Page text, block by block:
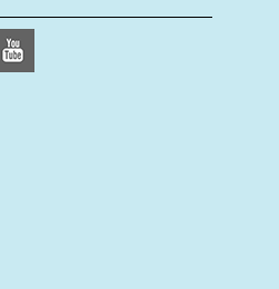
網瀏覽或查詢時，伺服器自行產
線設備的 IP 位址、使用時間、使
紀錄等。本網站會對個別連線者
者瀏覽器在本網站內部所瀏覽的